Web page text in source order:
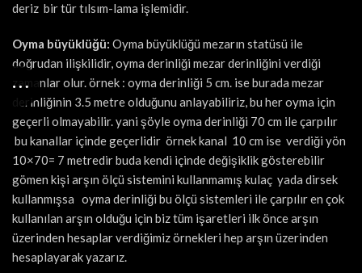
deriz bir tür tılsım-lama işlemidir.
Oyma büyüklüğü: Oyma büyüklüğü mezarın statüsü ile
doğrudan ilişkilidir, oyma derinliği mezar derinliğini verdiği
zamanlar olur. örnek : oyma derinliği 5 cm. ise burada mezar
derinliğinin 3.5 metre olduğunu anlayabiliriz, bu her oyma için
geçerli olmayabilir. yani şöyle oyma derinliği 70 cm ile çarpılır
bu kanallar içinde geçerlidir örnek kanal 10 cm ise verdiği yön
10×70= 7 metredir buda kendi içinde değişiklik gösterebilir
gömen kişi arşın ölçü sistemini kullanmamış kulaç yada dirsek
kullanmışsa oyma derinliği bu ölçü sistemleri ile çarpılır en çok
kullanılan arşın olduğu için biz tüm işaretleri ilk önce arşın
üzerinden hesaplar verdiğimiz örnekleri hep arşın üzerinden
hesaplayarak yazarız.